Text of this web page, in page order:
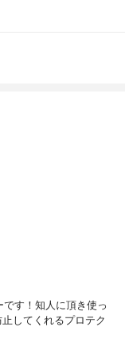
す！知人に頂き使っ
してくれるプロテク